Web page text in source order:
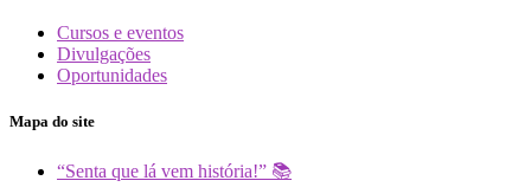
Cursos e eventos
Divulgações
Oportunidades
Mapa do site
“Senta que lá vem história!” 📚